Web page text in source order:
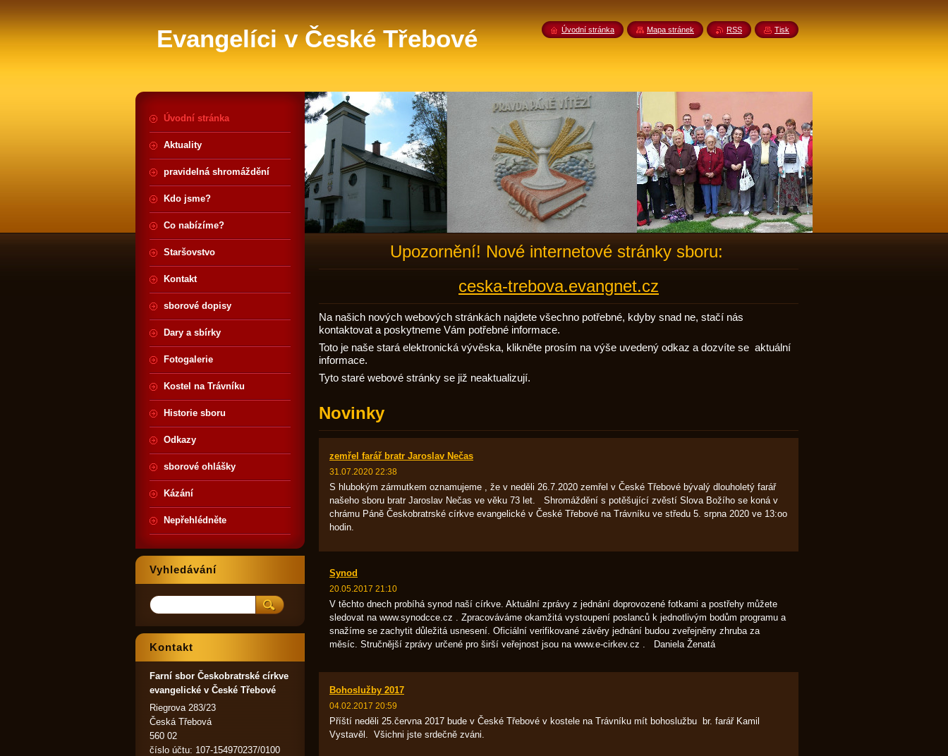
Evangelíci v České Třebové
Upozornění! Nové internetové stránky sboru:
ceska-trebova.evangnet.cz
Na našich nových webových stránkách najdete všechno potřebné, kdyby snad ne, stačí nás
kontaktovat a poskytneme Vám potřebné informace.
Toto je naše stará elektronická vývěska, klikněte prosím na výše uvedený odkaz a dozvíte se aktuální
informace.
Tyto staré webové stránky se již neaktualizují.
Novinky
zemřel farář bratr Jaroslav Nečas
31.07.2020 22:38
S hlubokým zármutkem oznamujeme , že v neděli 26.7.2020 zemřel v České Třebové bývalý dlouholetý farář
našeho sboru bratr Jaroslav Nečas ve věku 73 let. Shromáždění s potěšující zvěstí Slova Božího se koná v
chrámu Páně Českobratrské církve evangelické v České Třebové na Trávníku ve středu 5. srpna 2020 ve 13:oo
hodin.
Synod
20.05.2017 21:10
V těchto dnech probíhá synod naší církve. Aktuální zprávy z jednání doprovozené fotkami a postřehy můžete
sledovat na www.synodcce.cz . Zpracováváme okamžitá vystoupení poslanců k jednotlivým bodům programu a
snažíme se zachytit důležitá usnesení. Oficiální verifikované závěry jednání budou zveřejněny zhruba za
měsíc. Stručnější zprávy určené pro širší veřejnost jsou na www.e-cirkev.cz . Daniela Ženatá
Bohoslužby 2017
04.02.2017 20:59
Příští neděli 25.června 2017 bude v České Třebové v kostele na Trávníku mít bohoslužbu br. farář Kamil
Vystavěl. Všichni jste srdečně zváni.
Úvodní stránka
Aktuality
pravidelná shromáždění
Kdo jsme?
Co nabízíme?
Staršovstvo
Kontakt
sborové dopisy
Dary a sbírky
Fotogalerie
Kostel na Trávníku
Historie sboru
Odkazy
sborové ohlášky
Kázání
Nepřehlédněte
Vyhledávání
Kontakt
Farní sbor Českobratrské církve
evangelické v České Třebové
Riegrova 283/23
Česká Třebová
560 02
číslo účtu: 107-154970237/0100
Úvodní stránka Mapa stránek RSS Tisk